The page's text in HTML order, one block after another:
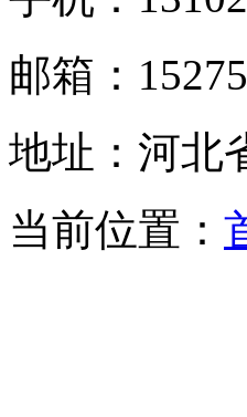
邮箱：
地址：河北
当前位置：